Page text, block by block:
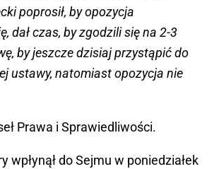
poprosił, by opozycja
dał czas, by zgodzili się na 2-3
by jeszcze dzisiaj przystąpić do
ustawy, natomiast opozycja nie
Prawa i Sprawiedliwości.
wpłynął do Sejmu w poniedziałek